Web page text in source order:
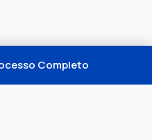
Completo